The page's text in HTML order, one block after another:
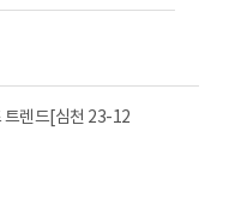
트렌드[심천 23-12